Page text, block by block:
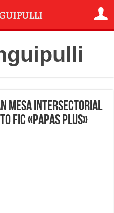
mesa intersectorial
FIC «Papas Plus»